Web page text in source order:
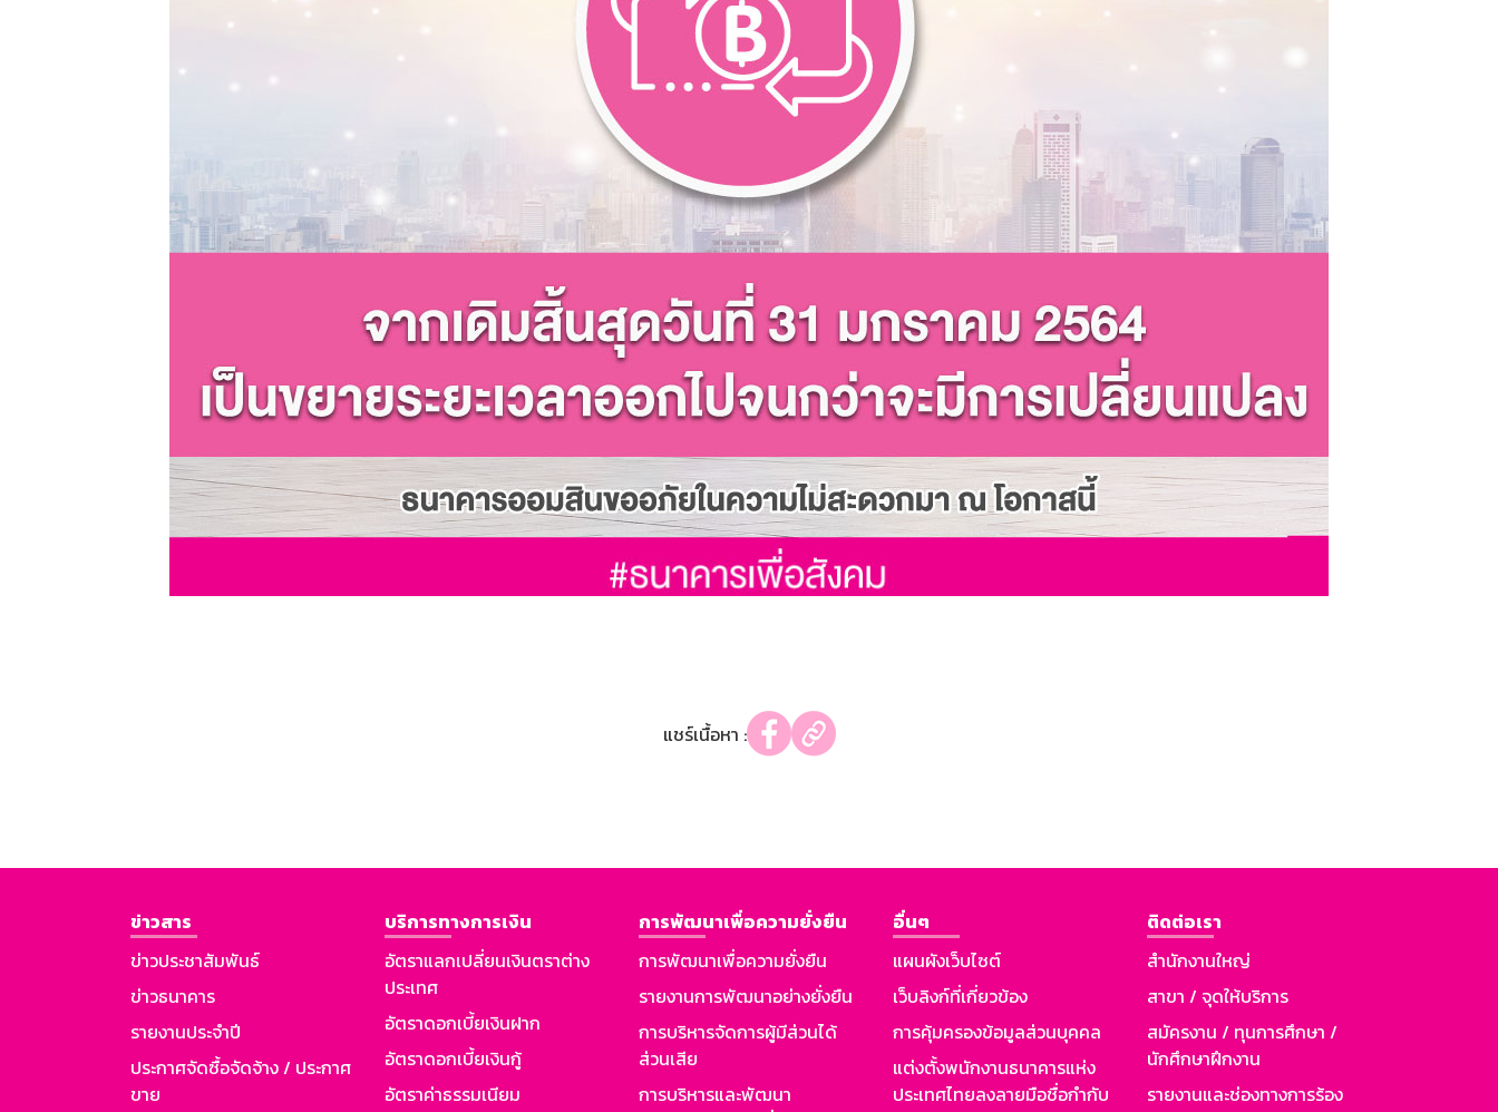
แชร์เนื้อหา :
ข่าวสาร
ข่าวประชาสัมพันธ์
ข่าวธนาคาร
รายงานประจำปี
ประกาศจัดซื้อจัดจ้าง / ประกาศ
ขาย
บริการทางการเงิน
อัตราแลกเปลี่ยนเงินตราต่าง
ประเทศ
อัตราดอกเบี้ยเงินฝาก
อัตราดอกเบี้ยเงินกู้
อัตราค่าธรรมเนียม
การพัฒนาเพื่อความยั่งยืน
การพัฒนาเพื่อความยั่งยืน
รายงานการพัฒนาอย่างยั่งยืน
การบริหารจัดการผู้มีส่วนได้
ส่วนเสีย
การบริหารและพัฒนา
อื่นๆ
แผนผังเว็บไซต์
เว็บลิงก์ที่เกี่ยวข้อง
การคุ้มครองข้อมูลส่วนบุคคล
แต่งตั้งพนักงานธนาคารแห่ง
ประเทศไทยลงลายมือชื่อกำกับ
ติดต่อเรา
สำนักงานใหญ่
สาขา / จุดให้บริการ
สมัครงาน / ทุนการศึกษา /
นักศึกษาฝึกงาน
รายงานและช่องทางการร้อง